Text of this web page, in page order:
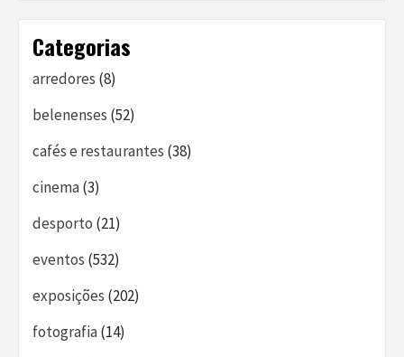
Categorias
arredores (8)
belenenses (52)
cafés e restaurantes (38)
cinema(3)
desporto (21)
eventos (532)
exposições (202)
fotografia(14)